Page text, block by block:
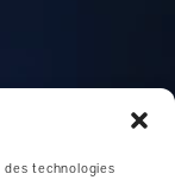
technologies